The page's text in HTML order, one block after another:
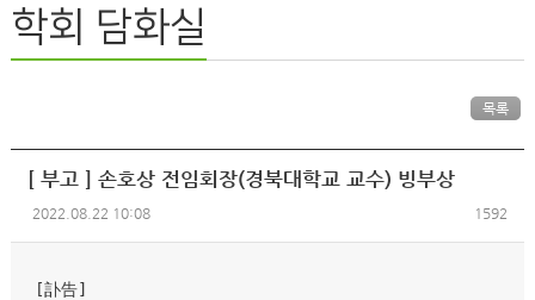
학회 담화실
목록
[ 부고 ] 손호상 전임회장(경북대학교 교수) 빙부상
2022.08.22 10:08 1592
[訃告]